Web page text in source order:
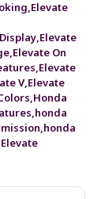
,Elevate
,Elevate
,Elevate On
,Elevate
V,Elevate
,Honda
,honda
,honda